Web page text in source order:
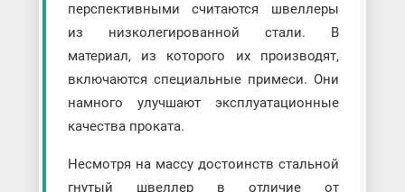
перспективными считаются швеллеры
из низколегированной стали. В
материал, из которого их производят,
включаются специальные примеси. Они
намного улучшают эксплуатационные
качества проката.
Несмотря на массу достоинств стальной
гнутый швеллер в отличие от